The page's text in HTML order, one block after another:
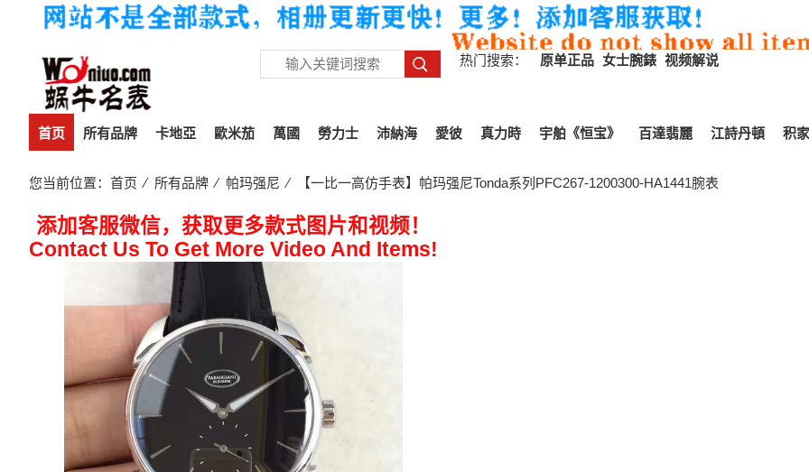
热门搜索： 原单正品 女士腕錶 视频解说
首页 所有品牌 卡地亞 歐米茄 萬國 勞力士 沛納海 愛彼 真力時 宇舶《恒宝》 百達翡麗 江詩丹頓 积家
您当前位置： 首页 ⁄ 所有品牌 ⁄ 帕玛强尼 ⁄ 【一比一高仿手表】帕玛强尼Tonda系列PFC267-1200300-HA1441腕表
添加客服微信，获取更多款式图片和视频！
Contact Us To Get More Video And Items!